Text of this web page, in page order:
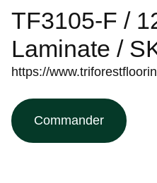
TF3105-F /
Laminate /
https://
Commander